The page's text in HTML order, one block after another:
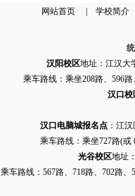
网站首页| 学校简介
汉阳校区地址：江汉大
乘车路线：乘坐208路、596
汉口校
汉口电脑城报名点：江汉
乘车路线：乘坐727路(或
光谷校区地址
乘车路线：567路、718路、702路